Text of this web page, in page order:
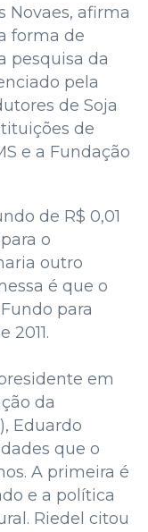
Novaes, afirma
forma de
pesquisa da
pela
de Soja
de
e a Fundação
de R$ 0,01
o
outro
é que o
para
2011.
em
da
Eduardo
que o
A primeira é
e a política
Riedel citou